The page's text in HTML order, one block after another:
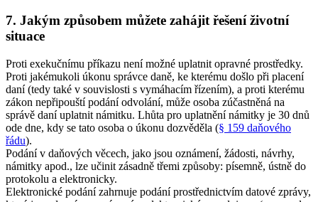
7. Jakým způsobem můžete zahájit řešení životní
situace
Proti exekučnímu příkazu není možné uplatnit opravné prostředky.
Proti jakémukoli úkonu správce daně, ke kterému došlo při placení
daní (tedy také v souvislosti s vymáhacím řízením), a proti kterému
zákon nepřipouští podání odvolání, může osoba zúčastněná na
správě daní uplatnit námitku. Lhůta pro uplatnění námitky je 30 dnů
ode dne, kdy se tato osoba o úkonu dozvěděla (§ 159 daňového
řádu).
Podání v daňových věcech, jako jsou oznámení, žádosti, návrhy,
námitky apod., lze učinit zásadně třemi způsoby: písemně, ústně do
protokolu a elektronicky.
Elektronické podání zahrnuje podání prostřednictvím datové zprávy,